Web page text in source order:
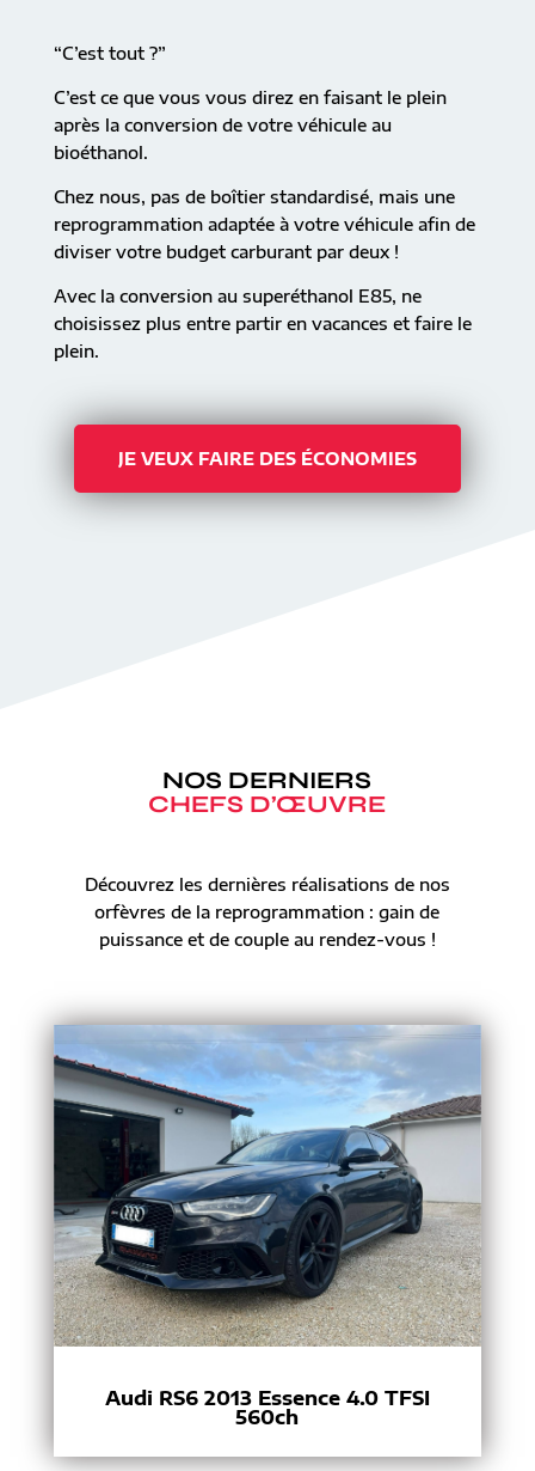
“C’est tout ?”
C’est ce que vous vous direz en faisant le plein
après la conversion de votre véhicule au
bioéthanol.
Chez nous, pas de boîtier standardisé, mais une
reprogrammation adaptée à votre véhicule afin de
diviser votre budget carburant par deux !
Avec la conversion au superéthanol E85, ne
choisissez plus entre partir en vacances et faire le
plein.
JE VEUX FAIRE DES ÉCONOMIES
NOS DERNIERS
CHEFS D’ŒUVRE
Découvrez les dernières réalisations de nos
orfèvres de la reprogrammation : gain de
puissance et de couple au rendez-vous !
Audi RS6 2013 Essence 4.0 TFSI
560ch